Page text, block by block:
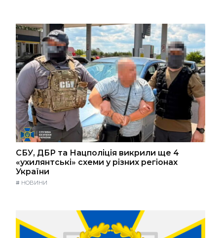
СБУ, ДБР та Нацполіція викрили ще 4
«ухилянтські» схеми у різних регіонах
України
# НОВИНИ